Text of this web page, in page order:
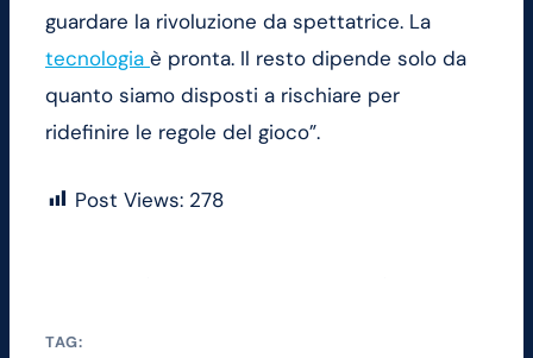
guardare la rivoluzione da spettatrice. La
tecnologia è pronta. Il resto dipende solo da
quanto siamo disposti a rischiare per
ridefinire le regole del gioco”.
Post Views: 278
TAG: